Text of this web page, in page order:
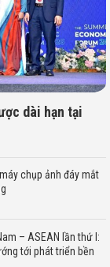
dài hạn tại
chụp ảnh đáy mắt
– ASEAN lần thứ I:
tới phát triển bền